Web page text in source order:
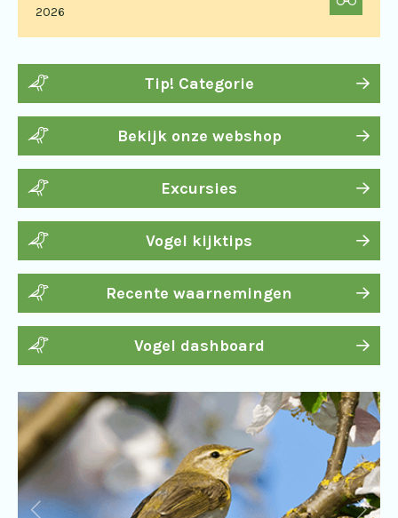
2026
Tip! Categorie
Bekijk onze webshop
Excursies
Vogel kijktips
Recente waarnemingen
Vogel dashboard